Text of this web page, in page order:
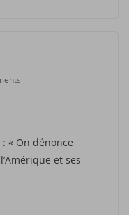
« On dénonce
et ses